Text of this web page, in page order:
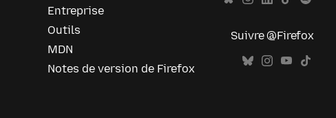
Entreprise
Outils
MDN
Notes de version de Firefox
Suivre @Firefox